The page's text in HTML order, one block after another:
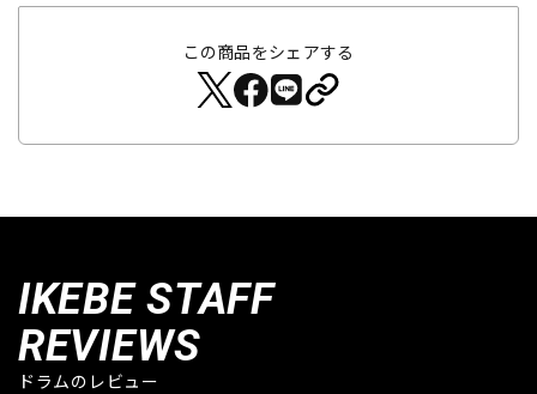
この商品をシェアする
IKEBE STAFF
REVIEWS
ドラムのレビュー